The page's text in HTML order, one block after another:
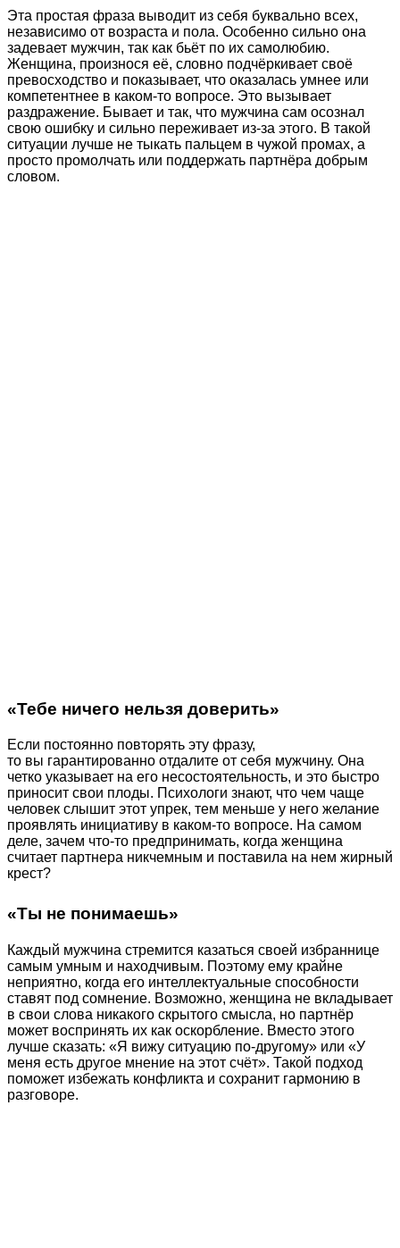
Эта простая фраза выводит из себя буквально всех,
независимо от возраста и пола. Особенно сильно она
задевает мужчин, так как бьёт по их самолюбию.
Женщина, произнося её, словно подчёркивает своё
превосходство и показывает, что оказалась умнее или
компетентнее в каком-то вопросе. Это вызывает
раздражение. Бывает и так, что мужчина сам осознал
свою ошибку и сильно переживает из-за этого. В такой
ситуации лучше не тыкать пальцем в чужой промах, а
просто промолчать или поддержать партнёра добрым
словом.
«Тебе ничего нельзя доверить»
Если постоянно повторять эту фразу,
то вы гарантированно отдалите от себя мужчину. Она
четко указывает на его несостоятельность, и это быстро
приносит свои плоды. Психологи знают, что чем чаще
человек слышит этот упрек, тем меньше у него желание
проявлять инициативу в каком-то вопросе. На самом
деле, зачем что-то предпринимать, когда женщина
считает партнера никчемным и поставила на нем жирный
крест?
«Ты не понимаешь»
Каждый мужчина стремится казаться своей избраннице
самым умным и находчивым. Поэтому ему крайне
неприятно, когда его интеллектуальные способности
ставят под сомнение. Возможно, женщина не вкладывает
в свои слова никакого скрытого смысла, но партнёр
может воспринять их как оскорбление. Вместо этого
лучше сказать: «Я вижу ситуацию по-другому» или «У
меня есть другое мнение на этот счёт». Такой подход
поможет избежать конфликта и сохранит гармонию в
разговоре.